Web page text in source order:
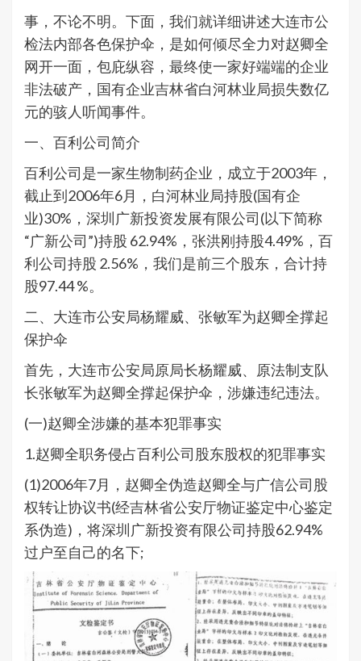
事，不论不明。下面，我们就详细讲述大连市公
检法内部各色保护伞，是如何倾尽全力对赵卿全
网开一面，包庇纵容，最终使一家好端端的企业
非法破产，国有企业吉林省白河林业局损失数亿
元的骇人听闻事件。
一、百利公司简介
百利公司是一家生物制药企业，成立于2003年，
截止到2006年6月，白河林业局持股(国有企
业)30%，深圳广新投资发展有限公司(以下简称
“广新公司”)持股 62.94%，张洪刚持股4.49%，百
利公司持股 2.56%，我们是前三个股东，合计持
股97.44 %。
二、大连市公安局杨耀威、张敏军为赵卿全撑起
保护伞
首先，大连市公安局原局长杨耀威、原法制支队
长张敏军为赵卿全撑起保护伞，涉嫌违纪违法。
(一)赵卿全涉嫌的基本犯罪事实
1.赵卿全职务侵占百利公司股东股权的犯罪事实
(1)2006年7月，赵卿全伪造赵卿全与广信公司股
权转让协议书(经吉林省公安厅物证鉴定中心鉴定
系伪造)，将深圳广新投资有限公司持股62.94%
过户至自己的名下;